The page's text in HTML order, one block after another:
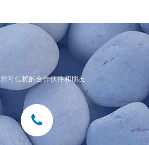
可信赖的合作伙伴和朋友